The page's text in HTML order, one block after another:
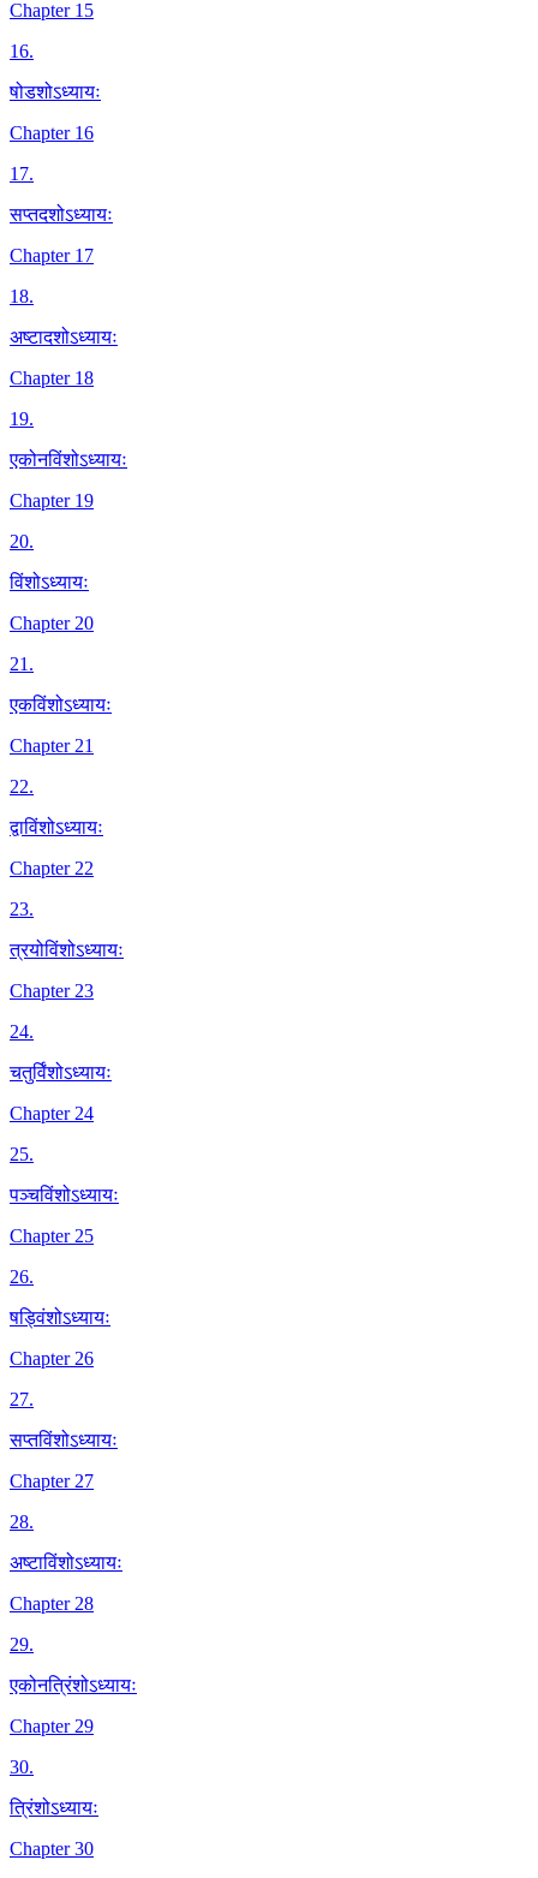
Chapter 15
16.
षोडशोऽध्यायः
Chapter 16
17.
सप्तदशोऽध्यायः
Chapter 17
18.
अष्टादशोऽध्यायः
Chapter 18
19.
एकोनविंशोऽध्यायः
Chapter 19
20.
विंशोऽध्यायः
Chapter 20
21.
एकविंशोऽध्यायः
Chapter 21
22.
द्वाविंशोऽध्यायः
Chapter 22
23.
त्रयोविंशोऽध्यायः
Chapter 23
24.
चतुर्विंशोऽध्यायः
Chapter 24
25.
पञ्चविंशोऽध्यायः
Chapter 25
26.
षड्विंशोऽध्यायः
Chapter 26
27.
सप्तविंशोऽध्यायः
Chapter 27
28.
अष्टाविंशोऽध्यायः
Chapter 28
29.
एकोनत्रिंशोऽध्यायः
Chapter 29
30.
त्रिंशोऽध्यायः
Chapter 30